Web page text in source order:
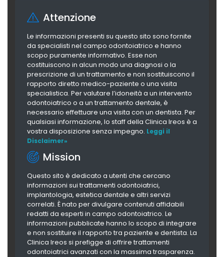
Attenzione
Le informazioni presenti su questo sito sono fornite
da specialisti nel campo odontoiatrico e hanno
scopo puramente informativo. Esse non
costituiscono in alcun modo una diagnosi o la
prescrizione di un trattamento e non sostituiscono il
rapporto diretto medico-paziente o una visita
specialistica. Per valutare l’idoneità a un intervento
odontoiatrico o a un trattamento dentale, è
necessario effettuare una visita con un dentista. Per
qualsiasi informazione, lo staff della Clinica Ireos è a
vostra disposizione senza impegno. Leggi il
Disclaimer»
Mission
Questo sito è dedicato a utenti che cercano
informazioni sui trattamenti odontoiatrici,
implantologia, estetica dentale e altri servizi
correlati. È nato per divulgare contenuti affidabili
redatti da esperti in campo odontoiatrico. Le
informazioni pubblicate hanno lo scopo di integrare
e non sostituire il rapporto tra paziente e dentista. La
Clinica Ireos si prefigge di offrire trattamenti
odontoiatrici avanzati con la massima trasparenza.